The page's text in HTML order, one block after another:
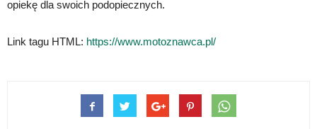
opiekę dla swoich podopiecznych.
Link tagu HTML: https://www.motoznawca.pl/